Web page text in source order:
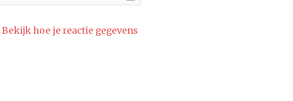
Bekijk hoe je reactie gegevens